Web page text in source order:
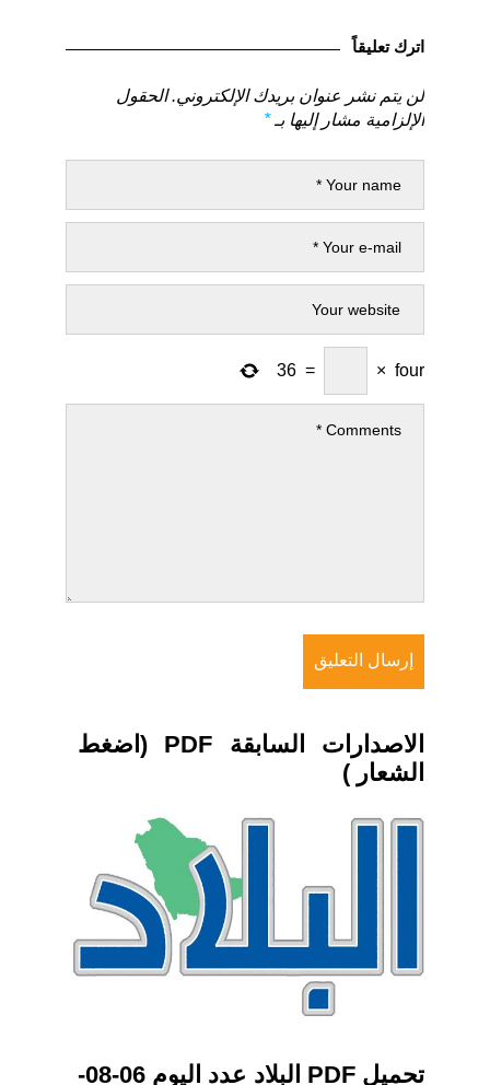
السابق
اترك تعليقاً
لن يتم نشر عنوان بريدك الإلكتروني. الحقول
الإلزامية مشار إليها بـ*
four
×
=
36
الاصدارات السابقة PDF (اضغط
الشعار )
تحميل PDF البلاد عدد اليوم 06-08-